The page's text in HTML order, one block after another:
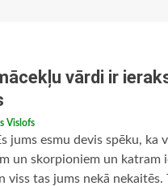
vārdi ir
Vislofs
jums esmu devis spēku, ka
un skorpioniem un katram
viss tas jums nekā nekaitēs.